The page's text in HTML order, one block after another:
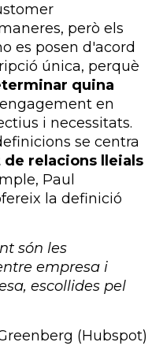
però els
es posen d'acord
única, perquè
quina
en
i necessitats.
se centra
relacions lleials
Paul
la definició
són les
empresa i
escollides pel
(Hubspot)